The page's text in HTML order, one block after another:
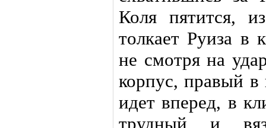
Коля пятится,
толкает Руиза в
не смотря на
корпус, правый в
идет вперед, в
трудный и